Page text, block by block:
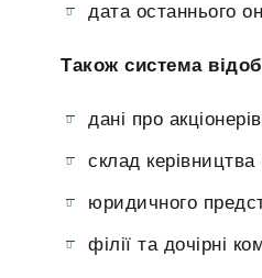
дата останнього
Також система
дані про
склад
юридичного
філії та дочірні